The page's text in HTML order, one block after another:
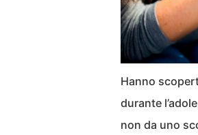
Hanno
durante
non da uno